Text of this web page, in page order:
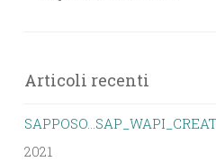
Articoli recenti
2021